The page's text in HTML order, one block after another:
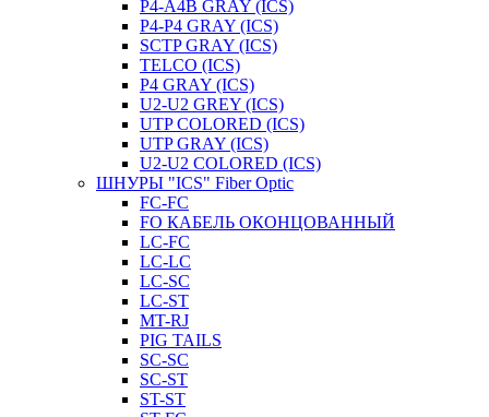
P4-A4B GRAY (ICS)
P4-P4 GRAY (ICS)
SCTP GRAY (ICS)
TELCO (ICS)
P4 GRAY (ICS)
U2-U2 GREY (ICS)
UTP COLORED (ICS)
UTP GRAY (ICS)
U2-U2 COLORED (ICS)
ШНУРЫ "ICS" Fiber Optic
FC-FC
FO КАБЕЛЬ ОКОНЦОВАННЫЙ
LC-FC
LC-LC
LC-SC
LС-ST
MT-RJ
PIG TAILS
SC-SC
SC-ST
ST-ST